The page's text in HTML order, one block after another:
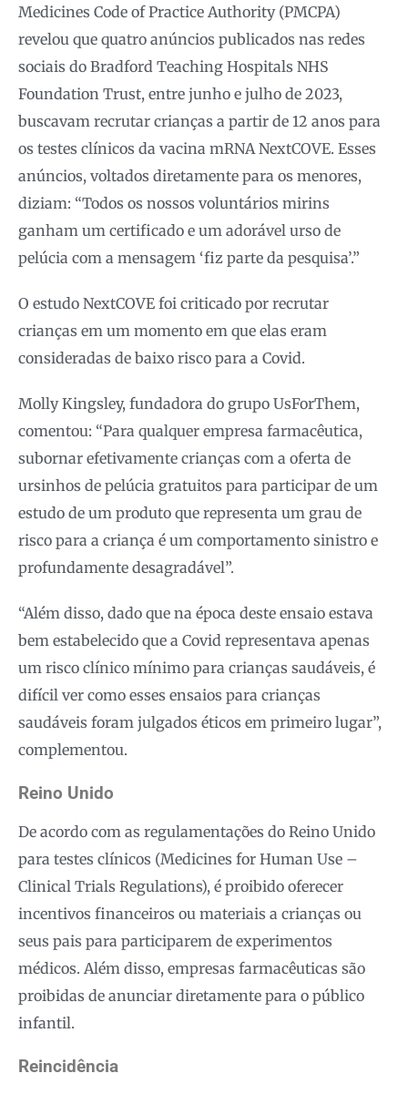
Medicines Code of Practice Authority (PMCPA)
revelou que quatro anúncios publicados nas redes
sociais do Bradford Teaching Hospitals NHS
Foundation Trust, entre junho e julho de 2023,
buscavam recrutar crianças a partir de 12 anos para
os testes clínicos da vacina mRNA NextCOVE. Esses
anúncios, voltados diretamente para os menores,
diziam: “Todos os nossos voluntários mirins
ganham um certificado e um adorável urso de
pelúcia com a mensagem ‘fiz parte da pesquisa’.”
O estudo NextCOVE foi criticado por recrutar
crianças em um momento em que elas eram
consideradas de baixo risco para a Covid.
Molly Kingsley, fundadora do grupo UsForThem,
comentou: “Para qualquer empresa farmacêutica,
subornar efetivamente crianças com a oferta de
ursinhos de pelúcia gratuitos para participar de um
estudo de um produto que representa um grau de
risco para a criança é um comportamento sinistro e
profundamente desagradável”.
“Além disso, dado que na época deste ensaio estava
bem estabelecido que a Covid representava apenas
um risco clínico mínimo para crianças saudáveis, é
difícil ver como esses ensaios para crianças
saudáveis ​​foram julgados éticos em primeiro lugar”,
complementou.
Reino Unido
De acordo com as regulamentações do Reino Unido
para testes clínicos (Medicines for Human Use –
Clinical Trials Regulations), é proibido oferecer
incentivos financeiros ou materiais a crianças ou
seus pais para participarem de experimentos
médicos. Além disso, empresas farmacêuticas são
proibidas de anunciar diretamente para o público
infantil.
Reincidência